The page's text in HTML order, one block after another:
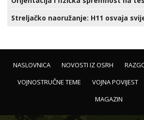
Streljačko naoružanje: H11 osvaja
NASLOVNICA NOVOSTI IZ OSRH
VOJNOSTRUČNE TEME
VOJNA POVIJEST
MAGAZIN